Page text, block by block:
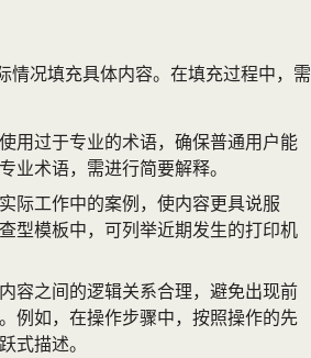
情况填充具体内容。在填充过程中，需
用过于专业的术语，确保普通用户能
业术语，需进行简要解释。
际工作中的案例，使内容更具说服
型模板中，可列举近期发生的打印机
容之间的逻辑关系合理，避免出现前
例如，在操作步骤中，按照操作的先
式描述。